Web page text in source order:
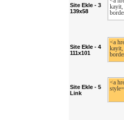
Site Ekle - 3
139x58
Site Ekle - 4
111x101
Site Ekle - 5
Link